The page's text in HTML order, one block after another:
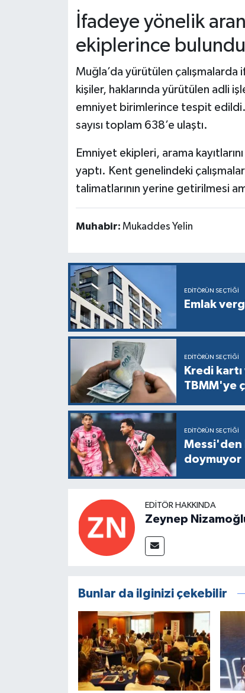
İfadeye yönelik
ekiplerince bulundu
Muğla’da yürütülen
kişiler, haklarında yürütülen adli
emniyet birimlerince tespit edildi.
sayısı toplam 638’e ulaştı.
Emniyet ekipleri, arama
yaptı. Kent genelindeki
talimatlarının yerine getirilmesi
Muhabir: Mukaddes Yelin
EDITÖRÜN SEÇTIĞI
Emlak
EDITÖRÜN SEÇTIĞI
Kredi
TBMM'ye
EDITÖRÜN SEÇTIĞI
Messi'den
doymuyor
EDITÖR HAKKINDA
Zeynep
Bunlar da ilginizi çekebilir